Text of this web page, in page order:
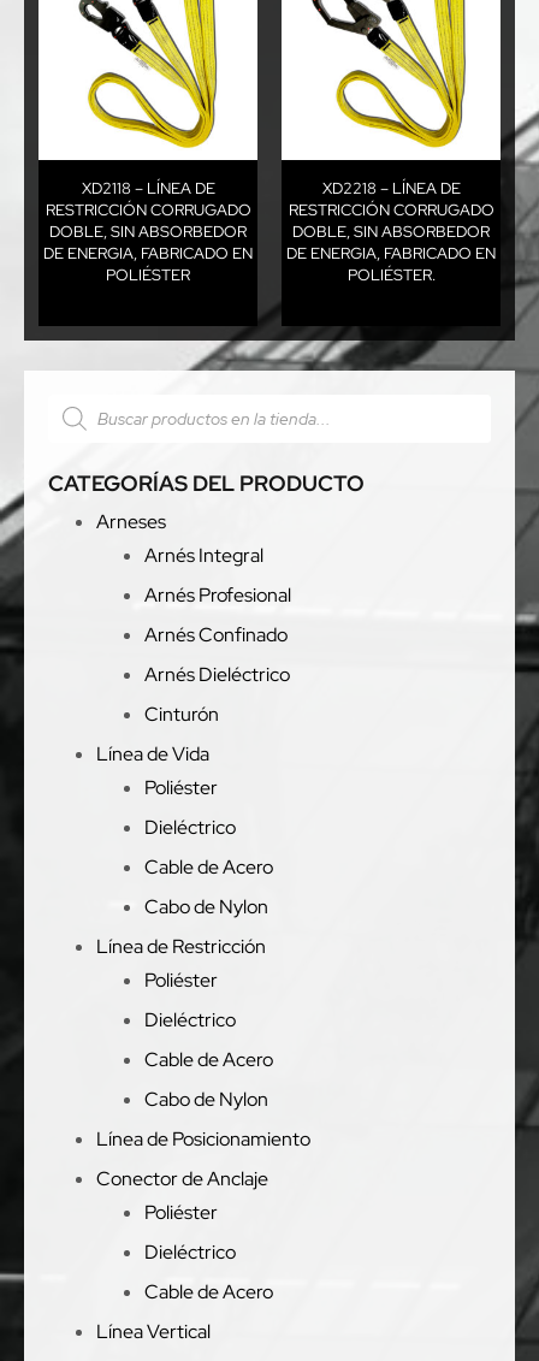
CATEGORÍAS DEL PRODUCTO
Arneses
Arnés Integral
Arnés Profesional
Arnés Confinado
Arnés Dieléctrico
Cinturón
Línea de Vida
Poliéster
Dieléctrico
Cable de Acero
Cabo de Nylon
Línea de Restricción
Poliéster
Dieléctrico
Cable de Acero
Cabo de Nylon
Línea de Posicionamiento
Conector de Anclaje
Poliéster
Dieléctrico
Cable de Acero
Línea Vertical
XD2118 – LÍNEA DE
RESTRICCIÓN CORRUGADO
DOBLE, SIN ABSORBEDOR
DE ENERGIA, FABRICADO EN
POLIÉSTER
XD2218 – LÍNEA DE
RESTRICCIÓN CORRUGADO
DOBLE, SIN ABSORBEDOR
DE ENERGIA, FABRICADO EN
POLIÉSTER.